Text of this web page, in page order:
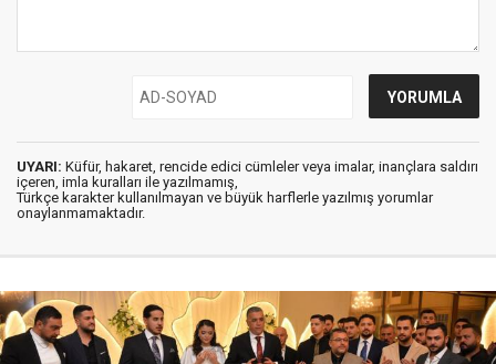
UYARI: Küfür, hakaret, rencide edici cümleler veya imalar, inançlara saldırı
içeren, imla kuralları ile yazılmamış,
Türkçe karakter kullanılmayan ve büyük harflerle yazılmış yorumlar
onaylanmamaktadır.